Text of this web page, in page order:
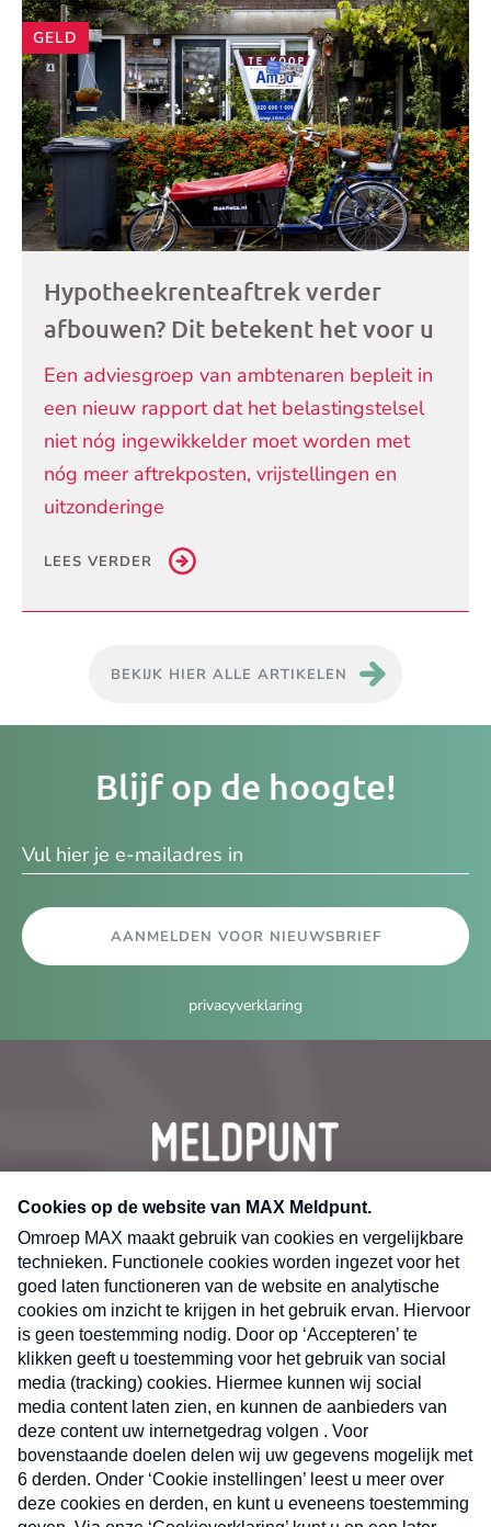
GELD
Hypotheekrenteaftrek verder
afbouwen? Dit betekent het voor u
Een adviesgroep van ambtenaren bepleit in
een nieuw rapport dat het belastingstelsel
niet nóg ingewikkelder moet worden met
nóg meer aftrekposten, vrijstellingen en
uitzonderinge
LEES VERDER
BEKIJK HIER ALLE ARTIKELEN
Blijf op de hoogte!
AANMELDEN VOOR NIEUWSBRIEF
privacyverklaring
CONTACT
Volg ons op
X
Nieuwsbrief